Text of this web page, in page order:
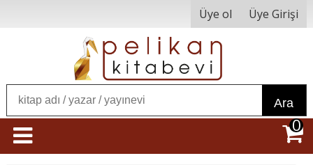
Üye ol Üye Girişi
Ara
0